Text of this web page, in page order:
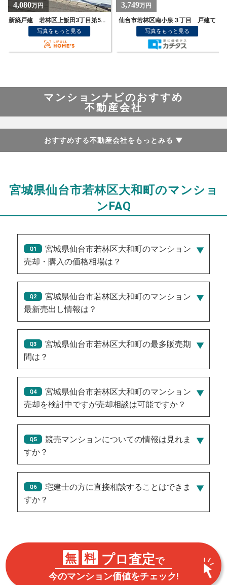
3,749万円
仙台市若林区南小泉３丁目 戸建て
写真をもっと見る
3,198万円
中古戸建 若林区上飯田2丁目 1棟
写真をもっと見る
おすすめする不動産会社をもっとみる ▼
マンションナビのおすすめ
不動産会社
宮城県仙台市若林区大和町のマンショ
ンFAQ
宮城県仙台市若林区大和町のマンション
売却・購入の価格相場は？
宮城県仙台市若林区大和町のマンション
最新売出し情報は？
2026/07/30/250万円 、 2026/08/05/2,250万円 、
2026/08/03/2,750万円 、 2026/08/03/2,750万円
、
2026/08/03/2,750万円
宮城県仙台市若林区大和町の最多販売期
間は？
30
宮城県仙台市若林区大和町のマンション
売却を検討中ですが売却相談は可能ですか？
競売マンションについての情報は見れま
すか？
宅建士の方に直接相談することはできま
すか？
無 料 プロ査定で
今のマンション価値をチェック!